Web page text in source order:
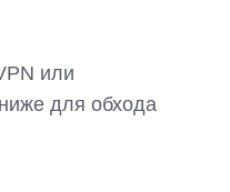
или
для обхода